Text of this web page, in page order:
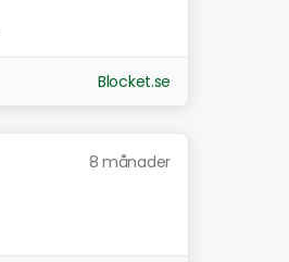
Blocket.se
8 månader